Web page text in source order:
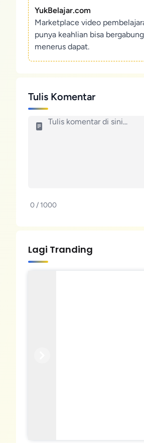
YukBelajar.com
Marketplace video
punya keahlian bisa
menerus dapat.
Tulis Komentar
0 / 1000
Lagi Tranding